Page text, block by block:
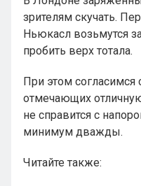
зрителям скучать.
Ньюкасл возьмутся
пробить верх тотала.
При этом согласимся
отмечающих
не справится с
минимум дважды.
Читайте также: